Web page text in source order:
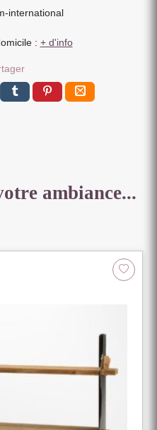
international
: + d'info
ambiance...